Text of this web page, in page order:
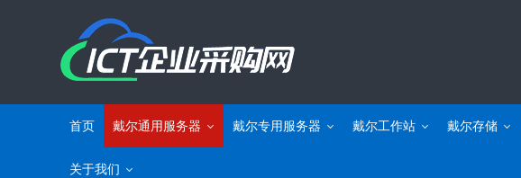
首页 戴尔通用服务器 戴尔专用服务器 戴尔工作站 戴尔存储
关于我们